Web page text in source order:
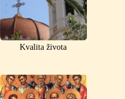
Kvalita života